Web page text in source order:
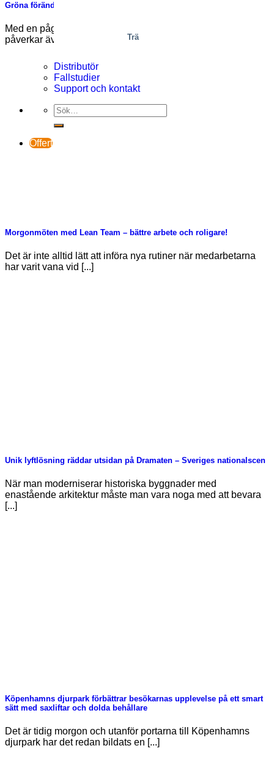
Trä
Distributör
Fallstudier
Support och kontakt
Offert
Gröna förändringar för en vit jul
Med en pågående energikris och klimatförändringar som
påverkar även våra delar av världen blir det [...]
Morgonmöten med Lean Team – bättre arbete och roligare!
Det är inte alltid lätt att införa nya rutiner när medarbetarna
har varit vana vid [...]
Unik lyftlösning räddar utsidan på Dramaten – Sveriges nationalscen
När man moderniserar historiska byggnader med
enastående arkitektur måste man vara noga med att bevara
[...]
Köpenhamns djurpark förbättrar besökarnas upplevelse på ett smart
sätt med saxliftar och dolda behållare
Det är tidig morgon och utanför portarna till Köpenhamns
djurpark har det redan bildats en [...]